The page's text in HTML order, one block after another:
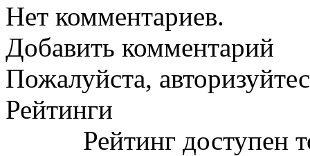
Нет комментариев.
Добавить комментарий
Пожалуйста,
Рейтинги
Рейтинг доступен